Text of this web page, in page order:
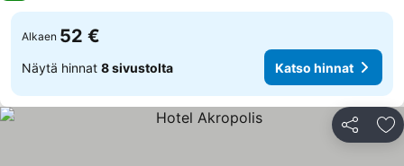
Alkaen 52 €
Näytä hinnat 8 sivustolta Katso hinnat
Jaa